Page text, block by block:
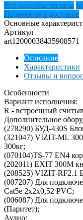
Все способы оплаты
Подробнее о доставке
Основные
Артикул
art12000038435908571
Описание
Характеристики
Отзывы и
Особенности
Вариант исполнения:
R - встроенный
Дополнительное
(278290) БУД-430S
(321047) VIZIT-ML
300кг;
(070104)TS-77 EN4
(202011) EXIT 300М
(208525) VIZIT-RF2.1
(007207) Для
Cat5e 2х2х0,52 PVC;
(006087) Для
(Паритет);
Аудио: